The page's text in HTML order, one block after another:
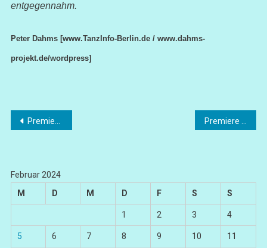
entgegennahm.
Peter Dahms[www.TanzInfo-Berlin.de / www.dahms-
projekt.de/wordpress]
Beitragsnavigation
Premiere „Rusalka“ Premiere „Pique Dame“
Februar 2024
M
D M D F S S
1 2 3 4
5 6 7 8 9 10 11